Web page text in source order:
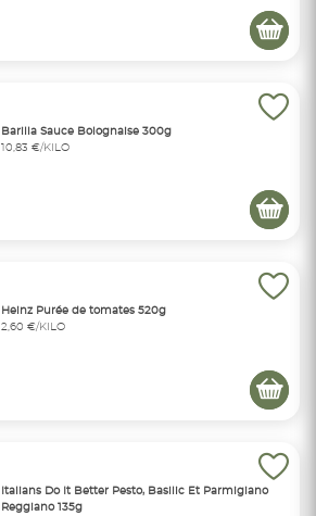
Barilla Sauce Bolognaise 300g
10,83 €/KILO
Heinz Purée de tomates 520g
2,60 €/KILO
Italians Do It Better Pesto, Basilic Et Parmigiano
Reggiano 135g